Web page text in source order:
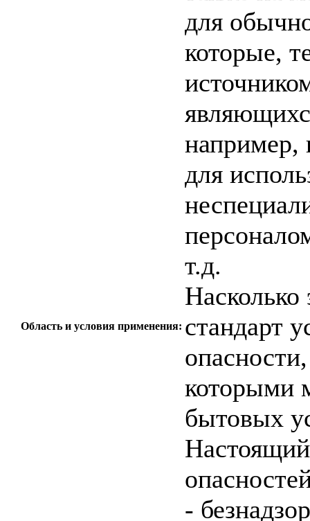
Область и условия применения:
для
которые,
например,
для
т.д.
стандарт
которыми
бытовых
-